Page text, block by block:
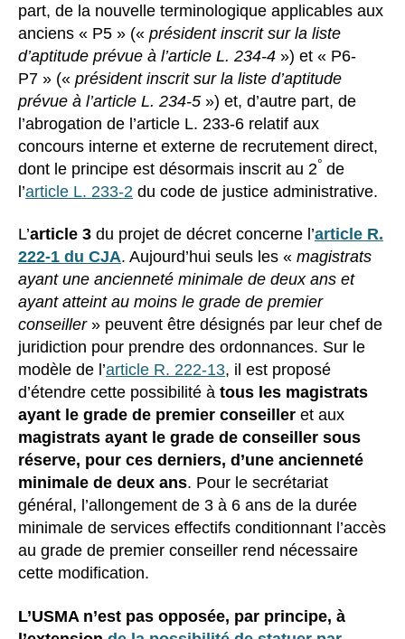
part, de la nouvelle terminologique applicables aux
anciens « P5 » (« président inscrit sur la liste
d’aptitude prévue à l’article L. 234-4 ») et « P6-
P7 » (« président inscrit sur la liste d’aptitude
prévue à l’article L. 234-5 ») et, d’autre part, de
l’abrogation de l’article L. 233-6 relatif aux
concours interne et externe de recrutement direct,
dont le principe est désormais inscrit au 2° de
l’article L. 233-2 du code de justice administrative.
L’article 3 du projet de décret concerne l’article R.
222-1 du CJA. Aujourd’hui seuls les « magistrats
ayant une ancienneté minimale de deux ans et
ayant atteint au moins le grade de premier
conseiller» peuvent être désignés par leur chef de
juridiction pour prendre des ordonnances. Sur le
modèle de l’article R. 222-13, il est proposé
d’étendre cette possibilité à tous les magistrats
ayant le grade de premier conseiller et aux
magistrats ayant le grade de conseiller sous
réserve, pour ces derniers, d’une ancienneté
minimale de deux ans. Pour le secrétariat
général, l’allongement de 3 à 6 ans de la durée
minimale de services effectifs conditionnant l’accès
au grade de premier conseiller rend nécessaire
cette modification.
L’USMA n’est pas opposée, par principe, à